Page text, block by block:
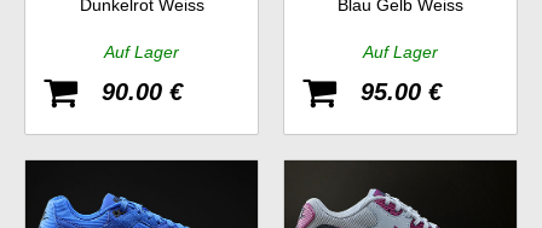
Dunkelrot Weiss
Auf Lager
90.00 €
Blau Gelb Weiss
Auf Lager
95.00 €